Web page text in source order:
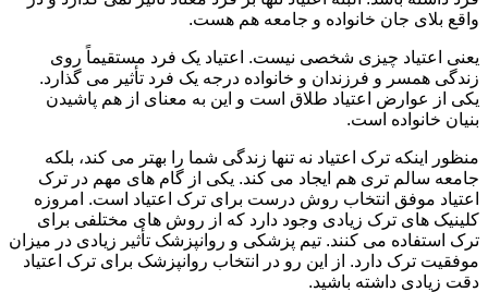
واقع بلای جان خانواده و جامعه هم هست.
یعنی اعتیاد چیزی شخصی نیست. اعتیاد یک فرد مستقیماً روی
زندگی همسر و فرزندان و خانواده درجه یک فرد تأثیر می گذارد.
یکی از عوارض اعتیاد طلاق است و این به معنای از هم پاشیدن
بنیان خانواده است.
منظور اینکه ترک اعتیاد نه تنها زندگی شما را بهتر می کند، بلکه
جامعه سالم تری هم ایجاد می کند. یکی از گام های مهم در ترک
اعتیاد موفق انتخاب روش درست برای ترک اعتیاد است. امروزه
کلینیک های ترک زیادی وجود دارد که از روش های مختلفی برای
ترک استفاده می کنند. تیم پزشکی و روانپزشک تأثیر زیادی در میزان
موفقیت ترک دارد. از این رو در انتخاب روانپزشک برای ترک اعتیاد
دقت زیادی داشته باشید.